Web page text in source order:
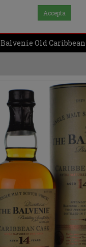
Accepta
Balvenie Old